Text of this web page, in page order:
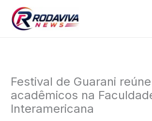
para
Festival de Guarani reúne
acadêmicos na
Interamericana